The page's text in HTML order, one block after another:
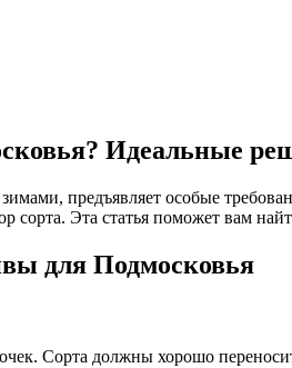
Идеальные
предъявляет особые
Эта статья поможет вам
для Подмосковья
Сорта должны хорошо